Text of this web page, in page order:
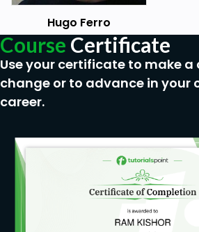
Hugo Ferro
Course Certificate
Use your certificate to make a
change or to advance in your
career.